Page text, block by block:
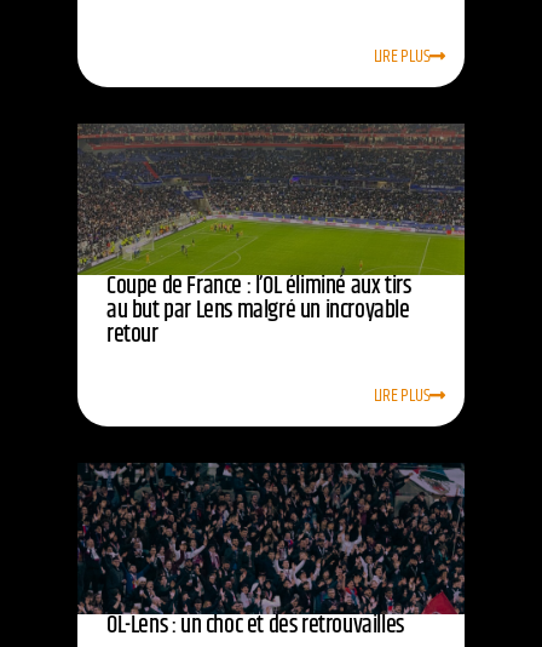
LIRE PLUS
Coupe de France : l’OL éliminé aux tirs
au but par Lens malgré un incroyable
retour
LIRE PLUS
OL-Lens : un choc et des retrouvailles